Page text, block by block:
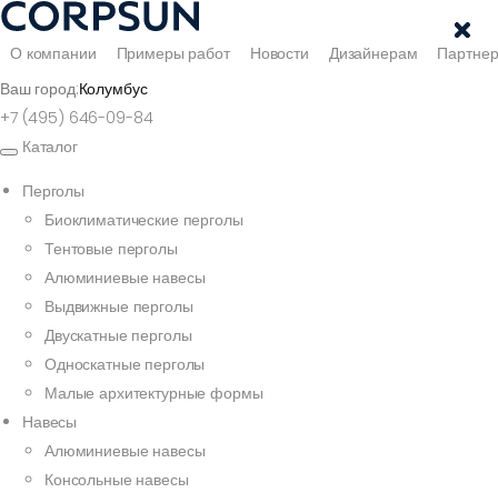
О компании Примеры работ Новости Дизайнерам
Ваш город:Колумбус
+7 (495) 646-09-84
Каталог
Перголы
Биоклиматические перголы
Тентовые перголы
Алюминиевые навесы
Выдвижные перголы
Двускатные перголы
Односкатные перголы
Малые архитектурные формы
Навесы
Алюминиевые навесы
Консольные навесы